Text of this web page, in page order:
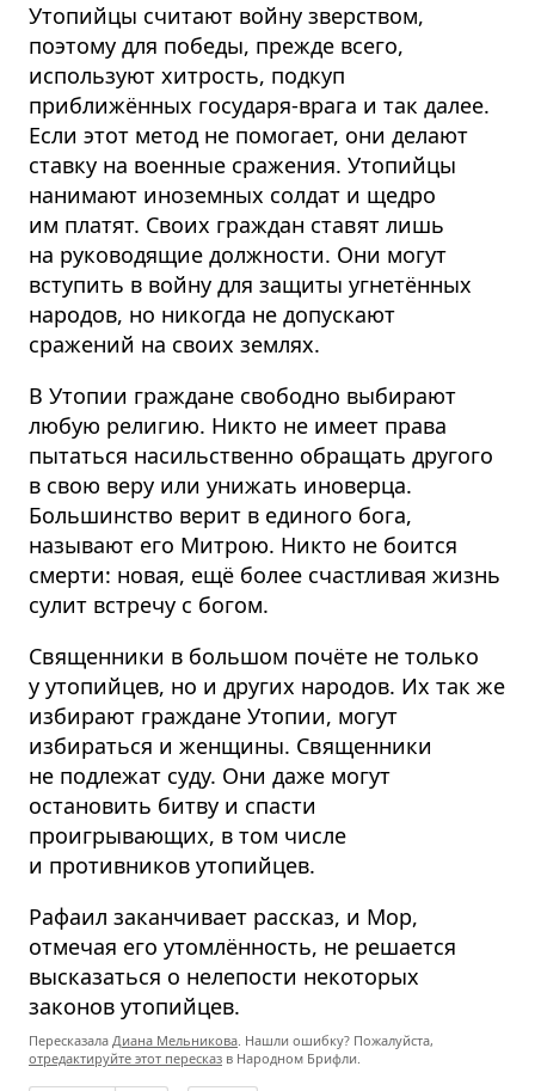
Утопийцы считают войну зверством,
поэтому для победы, прежде всего,
используют хитрость, подкуп
приближённых государя-врага и так далее.
Если этот метод не помогает, они делают
ставку на военные сражения. Утопийцы
нанимают иноземных солдат и щедро
им платят. Своих граждан ставят лишь
на руководящие должности. Они могут
вступить в войну для защиты угнетённых
народов, но никогда не допускают
сражений на своих землях.
В Утопии граждане свободно выбирают
любую религию. Никто не имеет права
пытаться насильственно обращать другого
в свою веру или унижать иноверца.
Большинство верит в единого бога,
называют его Митрою. Никто не боится
смерти: новая, ещё более счастливая жизнь
сулит встречу с богом.
Священники в большом почёте не только
у утопийцев, но и других народов. Их так же
избирают граждане Утопии, могут
избираться и женщины. Священники
не подлежат суду. Они даже могут
остановить битву и спасти
проигрывающих, в том числе
и противников утопийцев.
Рафаил заканчивает рассказ, и Мор,
отмечая его утомлённость, не решается
высказаться о нелепости некоторых
законов утопийцев.
Пересказала Диана Мельникова. Нашли ошибку? Пожалуйста,
отредактируйте этот пересказ в Народном Брифли.